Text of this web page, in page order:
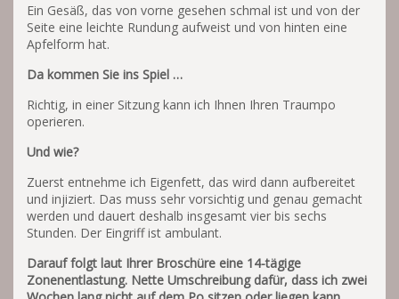
Ein Gesäß, das von vorne gesehen schmal ist und von der
Seite eine leichte Rundung aufweist und von hinten eine
Apfelform hat.
Da kommen Sie ins Spiel …
Richtig, in einer Sitzung kann ich Ihnen Ihren Traumpo
operieren.
Und wie?
Zuerst entnehme ich Eigenfett, das wird dann aufbereitet
und injiziert. Das muss sehr vorsichtig und genau gemacht
werden und dauert deshalb insgesamt vier bis sechs
Stunden. Der Eingriff ist ambulant.
Darauf folgt laut Ihrer Broschüre eine 14-tägige
Zonenentlastung. Nette Umschreibung dafür, dass ich zwei